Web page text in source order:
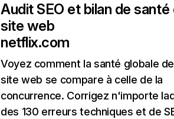
Audit SEO et bilan de santé
site web
netflix.com
Voyez comment la santé globale
site web se compare à celle de la
concurrence. Corrigez n'importe
des 130 erreurs techniques et de